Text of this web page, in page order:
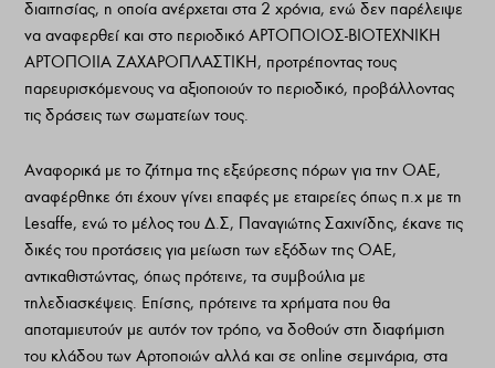
διαιτησίας, η οποία ανέρχεται στα 2 χρόνια, ενώ δεν παρέλειψε
να αναφερθεί και στο περιοδικό ΑΡΤΟΠΟΙΟΣ-ΒΙΟΤΕΧΝΙΚΗ
ΑΡΤΟΠΟΙΙΑ ΖΑΧΑΡΟΠΛΑΣΤΙΚΗ, προτρέποντας τους
παρευρισκόμενους να αξιοποιούν το περιοδικό, προβάλλοντας
τις δράσεις των σωματείων τους.
Αναφορικά με το ζήτημα της εξεύρεσης πόρων για την ΟΑΕ,
αναφέρθηκε ότι έχουν γίνει επαφές με εταιρείες όπως π.χ με τη
Lesaffe, ενώ το μέλος του Δ.Σ, Παναγιώτης Σαχινίδης, έκανε τις
δικές του προτάσεις για μείωση των εξόδων της ΟΑΕ,
αντικαθιστώντας, όπως πρότεινε, τα συμβούλια με
τηλεδιασκέψεις. Επίσης, πρότεινε τα χρήματα που θα
αποταμιευτούν με αυτόν τον τρόπο, να δοθούν στη διαφήμιση
του κλάδου των Αρτοποιών αλλά και σε online σεμινάρια, στα